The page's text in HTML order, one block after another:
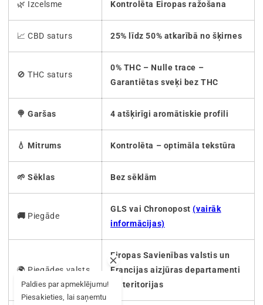
🌿 Izcelsme Kontrolēta Eiropas ražošana
📈 CBD saturs 25% līdz 50% atkarībā no šķirnes
🚫 THC saturs
0% THC – Nulle trace –
Garantiētas sveķi bez THC
🍭 Garšas 4 atšķirīgi aromātiskie profili
💧 Mitrums Kontrolēta – optimāla tekstūra
🌱 Sēklas Bez sēklām
🚚 Piegāde
GLS vai Chronopost (vairāk
informācijas)
🌍 Piegādes valsts
Eiropas Savienības valstis un
Francijas aizjūras departamenti
un teritorijas
Paldies par apmeklējumu!
Piesakieties, lai saņemtu